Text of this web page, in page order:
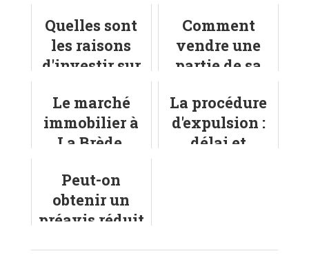
Quelles sont
les raisons
d'investir sur
immobilier à
Asnières-sur-
Seine ?
Comment
vendre une
partie de sa
Le marché
immobilier à
La Brède,
bucolique
La procédure
d'expulsion :
délai et
Peut-on
obtenir un
préavis réduit